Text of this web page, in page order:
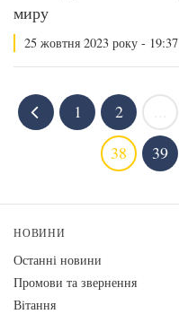
миру
25 жовтня 2023 року - 19:37
1 2
38
39
НОВИНИ
Останні новини
Промови та звернення
Вiтання